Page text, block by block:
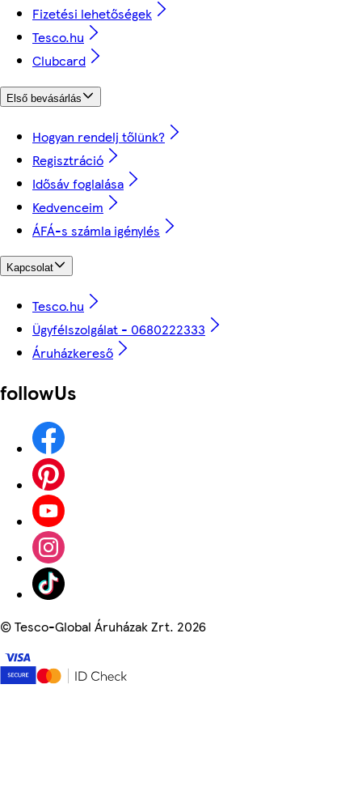
Fizetési lehetőségek
Tesco.hu
Clubcard
Első bevásárlás
Hogyan rendelj tőlünk?
Regisztráció
Idősáv foglalása
Kedvenceim
ÁFÁ-s számla igénylés
Kapcsolat
Tesco.hu
Ügyfélszolgálat - 0680222333
Áruházkereső
followUs
©Tesco-Global Áruházak Zrt. 2026